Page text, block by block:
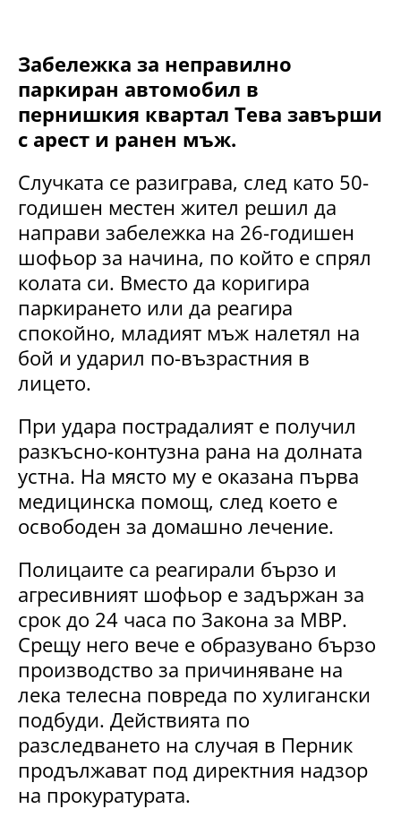
Забележка за неправилно
паркиран автомобил в
пернишкия квартал Тева завърши
с арест и ранен мъж.
Случката се разиграва, след като 50-
годишен местен жител решил да
направи забележка на 26-годишен
шофьор за начина, по който е спрял
колата си. Вместо да коригира
паркирането или да реагира
спокойно, младият мъж налетял на
бой и ударил по-възрастния в
лицето.
При удара пострадалият е получил
разкъсно-контузна рана на долната
устна. На място му е оказана първа
медицинска помощ, след което е
освободен за домашно лечение.
Полицаите са реагирали бързо и
агресивният шофьор е задържан за
срок до 24 часа по Закона за МВР.
Срещу него вече е образувано бързо
производство за причиняване на
лека телесна повреда по хулигански
подбуди. Действията по
разследването на случая в Перник
продължават под директния надзор
на прокуратурата.